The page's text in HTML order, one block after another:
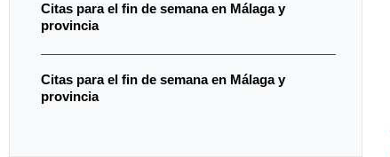
Citas para el fin de semana en Málaga y
provincia
Citas para el fin de semana en Málaga y
provincia